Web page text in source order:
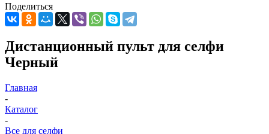
Поделиться
Дистанционный пульт для селфи
Черный
Главная
-
Каталог
-
Все для селфи